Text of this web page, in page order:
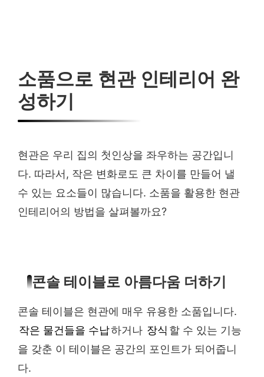
소품으로 현관 인테리어 완
성하기
현관은 우리 집의 첫인상을 좌우하는 공간입니
다. 따라서, 작은 변화로도 큰 차이를 만들어 낼
수 있는 요소들이 많습니다. 소품을 활용한 현관
인테리어의 방법을 살펴볼까요?
콘솔 테이블로 아름다움 더하기
콘솔 테이블은 현관에 매우 유용한 소품입니다.
작은 물건들을 수납하거나 장식 할 수 있는 기능
을 갖춘 이 테이블은 공간의 포인트가 되어줍니
다.